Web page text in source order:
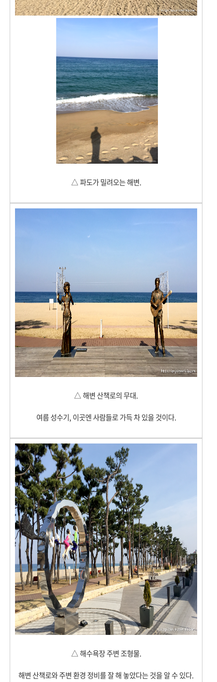
△ 파도가 밀려오는 해변.
△ 해변 산책로의 무대.
여름 성수기, 이곳엔 사람들로 가득 차 있을 것이다.
△ 해수욕장 주변 조형물.
해변 산책로와 주변 환경 정비를 잘 해 놓았다는 것을 알 수 있다.